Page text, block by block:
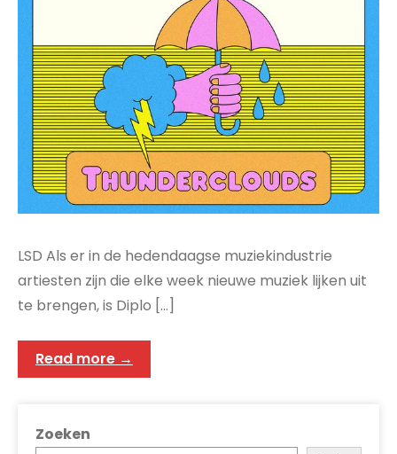
LSD Als er in de hedendaagse muziekindustrie
artiesten zijn die elke week nieuwe muziek lijken uit
te brengen, is Diplo […]
Read more →
Zoeken